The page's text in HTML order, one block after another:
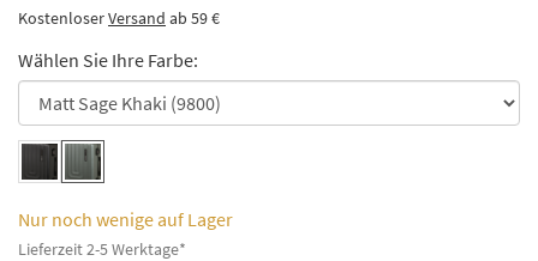
KostenloserVersand ab 59 €
Wählen Sie Ihre Farbe:
Nur noch wenige auf Lager
Lieferzeit 2-5 Werktage*